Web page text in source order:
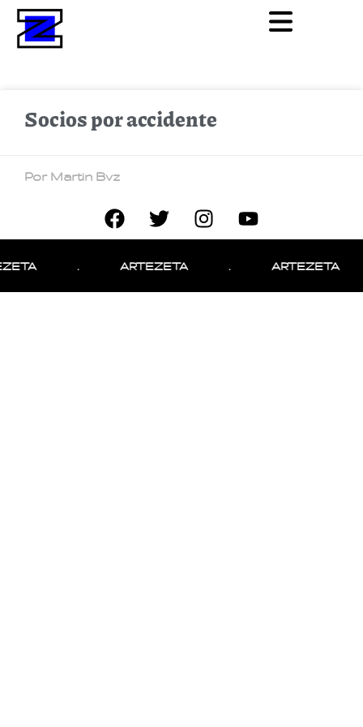
Socios por accidente
Por Martin Bvz
. ARTEZETA . ARTEZETA